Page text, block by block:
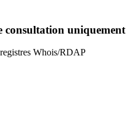
consultation uniquement
Whois/RDAP